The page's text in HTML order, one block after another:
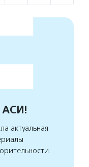
АСИ!
актуальная